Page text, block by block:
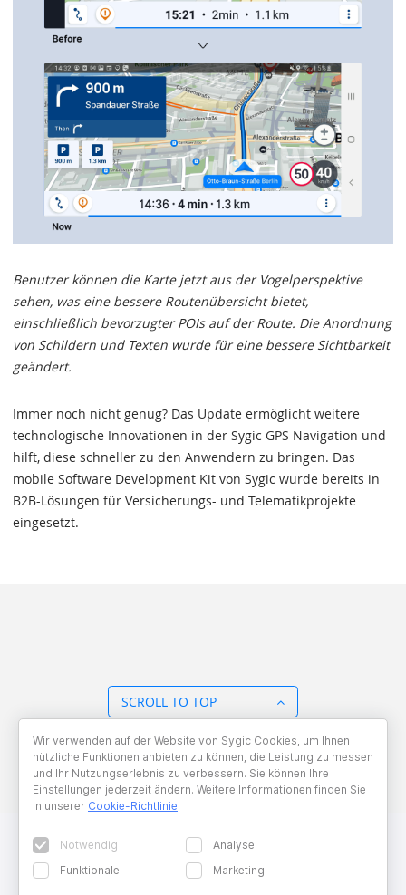
Benutzer können die Karte jetzt aus der Vogelperspektive
sehen, was eine bessere Routenübersicht bietet,
einschließlich bevorzugter POIs auf der Route. Die Anordnung
von Schildern und Texten wurde für eine bessere Sichtbarkeit
geändert.
Immer noch nicht genug? Das Update ermöglicht weitere
technologische Innovationen in der Sygic GPS Navigation und
hilft, diese schneller zu den Anwendern zu bringen. Das
mobile Software Development Kit von Sygic wurde bereits in
B2B-Lösungen für Versicherungs- und Telematikprojekte
eingesetzt.
SCROLL TO TOP
BACK TO OVERVIEW
Wir verwenden auf der Website von Sygic Cookies, um Ihnen
nützliche Funktionen anbieten zu können, die Leistung zu messen
und Ihr Nutzungserlebnis zu verbessern. Sie können Ihre
Einstellungen jederzeit ändern. Weitere Informationen finden Sie
in unserer Cookie-Richtlinie.
Notwendig
Analyse
Funktionale
Marketing